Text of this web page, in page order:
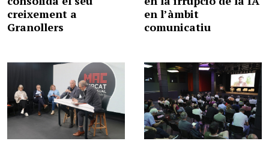
creixement a
Granollers
en l’àmbit
comunicatiu